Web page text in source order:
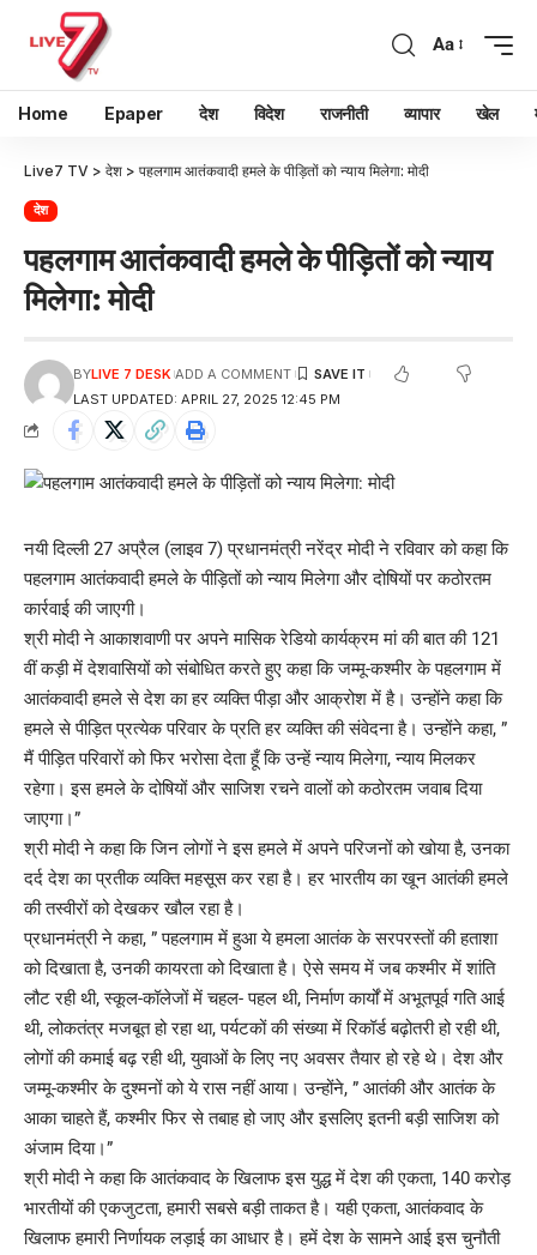
Aa
Home Epaper देश विदेश राजनीती व्यापार खेल
Live7 TV > देश > पहलगाम आतंकवादी हमले के पीड़ितों को न्याय मिलेगा: मोदी
देश
पहलगाम आतंकवादी हमले के पीड़ितों को न्याय
मिलेगा: मोदी
LAST UPDATED: APRIL 27, 2025 12:45 PM
BYLIVE 7 DESK ADD A COMMENT
नयी दिल्ली 27 अप्रैल (लाइव 7) प्रधानमंत्री नरेंद्र मोदी ने रविवार को कहा कि
पहलगाम आतंकवादी हमले के पीड़ितों को न्याय मिलेगा और दोषियों पर कठोरतम
कार्रवाई की जाएगी।
श्री मोदी ने आकाशवाणी पर अपने मासिक रेडियो कार्यक्रम मां की बात की 121
वीं कड़ी में देशवासियों को संबोधित करते हुए कहा कि जम्मू-कश्मीर के पहलगाम में
आतंकवादी हमले से देश का हर व्यक्ति पीड़ा और आक्रोश में है। उन्होंने कहा कि
हमले से पीड़ित प्रत्येक परिवार के प्रति हर व्यक्ति की संवेदना है। उन्होंने कहा, ”
मैं पीड़ित परिवारों को फिर भरोसा देता हूँ कि उन्हें न्याय मिलेगा, न्याय मिलकर
रहेगा। इस हमले के दोषियों और साजिश रचने वालों को कठोरतम जवाब दिया
जाएगा।”
श्री मोदी ने कहा कि जिन लोगों ने इस हमले में अपने परिजनों को खोया है, उनका
दर्द देश का प्रतीक व्यक्ति महसूस कर रहा है। हर भारतीय का खून आतंकी हमले
की तस्वीरों को देखकर खौल रहा है।
प्रधानमंत्री ने कहा, ” पहलगाम में हुआ ये हमला आतंक के सरपरस्तों की हताशा
को दिखाता है, उनकी कायरता को दिखाता है। ऐसे समय में जब कश्मीर में शांति
लौट रही थी, स्कूल-कॉलेजों में चहल- पहल थी, निर्माण कार्यों में अभूतपूर्व गति आई
थी, लोकतंत्र मजबूत हो रहा था, पर्यटकों की संख्या में रिकॉर्ड बढ़ोतरी हो रही थी,
लोगों की कमाई बढ़ रही थी, युवाओं के लिए नए अवसर तैयार हो रहे थे। देश और
जम्मू-कश्मीर के दुश्मनों को ये रास नहीं आया। उन्होंने, ” आतंकी और आतंक के
आका चाहते हैं, कश्मीर फिर से तबाह हो जाए और इसलिए इतनी बड़ी साजिश को
अंजाम दिया।”
श्री मोदी ने कहा कि आतंकवाद के खिलाफ इस युद्ध में देश की एकता, 140 करोड़
भारतीयों की एकजुटता, हमारी सबसे बड़ी ताकत है। यही एकता, आतंकवाद के
खिलाफ हमारी निर्णायक लड़ाई का आधार है। हमें देश के सामने आई इस चुनौती